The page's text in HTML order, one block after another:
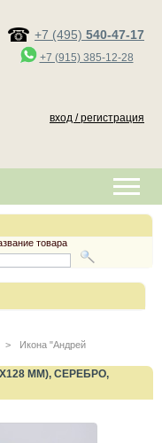
+7 (495) 540-47-17
+7 (915) 385-12-28
вход / регистрация
>
Икона "Андрей
ММ), СЕРЕБРО,
товара